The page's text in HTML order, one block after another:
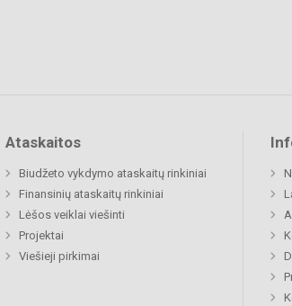
Ataskaitos
Biudžeto vykdymo ataskaitų rinkiniai
Finansinių ataskaitų rinkiniai
Lėšos veiklai viešinti
Projektai
Viešieji pirkimai